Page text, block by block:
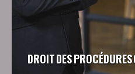
DROIT DES